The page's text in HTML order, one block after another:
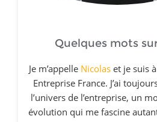
Quelques mots
Je m’appelle Nicolaset je suis à
Entreprise France. J’ai
l’univers de l’entreprise, un
évolution qui me fascine